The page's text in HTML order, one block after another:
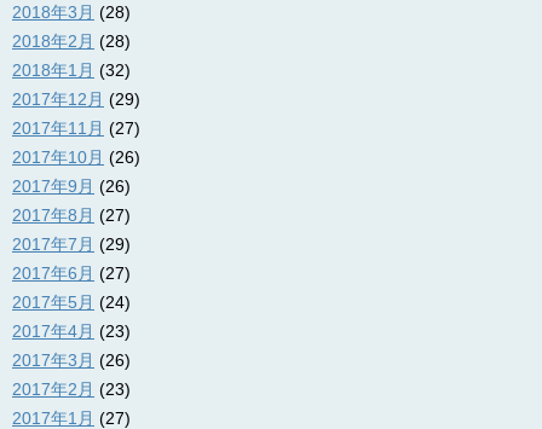
2018年3月 (28)
2018年2月 (28)
2018年1月 (32)
2017年12月 (29)
2017年11月 (27)
2017年10月 (26)
2017年9月 (26)
2017年8月 (27)
2017年7月 (29)
2017年6月 (27)
2017年5月 (24)
2017年4月 (23)
2017年3月 (26)
2017年2月 (23)
2017年1月 (27)